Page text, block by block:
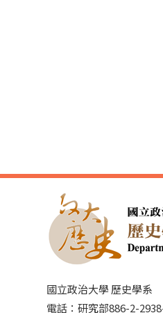
國立政治大學 歷史學系
電話：研究部886-2-